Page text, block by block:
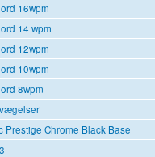
16wpm
14 wpm
12wpm
10wpm
8wpm
Prestige Chrome Black Base